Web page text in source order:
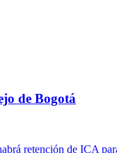
de Bogotá
retención de ICA